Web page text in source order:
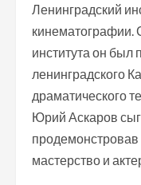
Ленинградский
кинематографии.
института он был
ленинградского
драматического
Юрий Аскаров
мастерство и